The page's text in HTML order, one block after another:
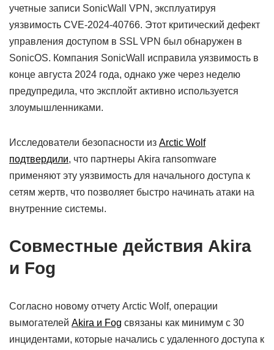
учетные записи SonicWall VPN, эксплуатируя
уязвимость CVE-2024-40766. Этот критический дефект
управления доступом в SSL VPN был обнаружен в
SonicOS. Компания SonicWall исправила уязвимость в
конце августа 2024 года, однако уже через неделю
предупредила, что эксплойт активно используется
злоумышленниками.
Исследователи безопасности из Arctic Wolf
подтвердили, что партнеры Akira ransomware
применяют эту уязвимость для начального доступа к
сетям жертв, что позволяет быстро начинать атаки на
внутренние системы.
Совместные действия Akira
и Fog
Согласно новому отчету Arctic Wolf, операции
вымогателей Akira и Fog связаны как минимум с 30
инцидентами, которые начались с удаленного доступа к